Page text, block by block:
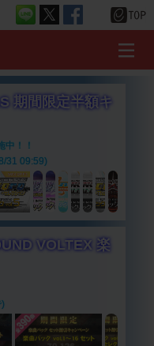
期間限定半額キ
！！
31 09:59)
VOLTEX 楽
)